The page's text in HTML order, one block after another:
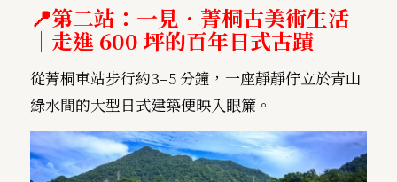
📍第二站：一見．菁桐古美術生活
｜走進 600 坪的百年日式古蹟
從菁桐車站步行約3–5 分鐘，一座靜靜佇立於青山
綠水間的大型日式建築便映入眼簾。